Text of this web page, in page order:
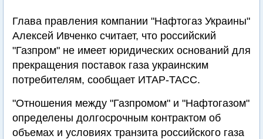
Глава правления компании "Нафтогаз Украины"
Алексей Ивченко считает, что российский
"Газпром" не имеет юридических оснований для
прекращения поставок газа украинским
потребителям, сообщает ИТАР-ТАСС.
"Отношения между "Газпромом" и "Нафтогазом"
определены долгосрочным контрактом об
объемах и условиях транзита российского газа